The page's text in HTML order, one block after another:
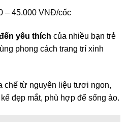
– 45.000 VNĐ/cốc
yêu thích của nhiều bạn trẻ
phong cách trang trí xinh
chế từ nguyên liệu tươi ngon,
đẹp mắt, phù hợp để sống ảo.